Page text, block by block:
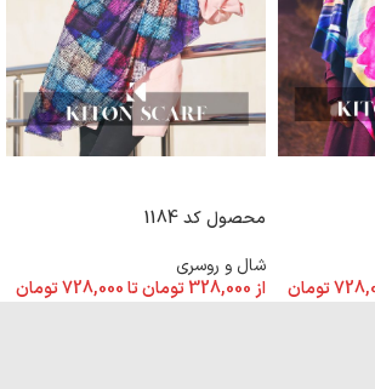
تومان
محصول کد 1184
شال و روسری
از 328,000تومانتا728,000تومان